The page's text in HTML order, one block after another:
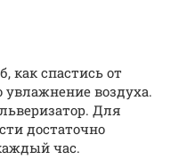
как спастись от
воздуха.
Для
достаточно
час.